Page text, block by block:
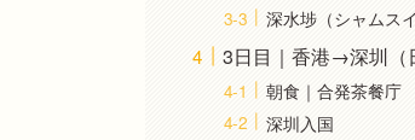
深水埗（シャムス
3日目｜香港→深圳（
朝食｜合発茶餐庁
深圳入国